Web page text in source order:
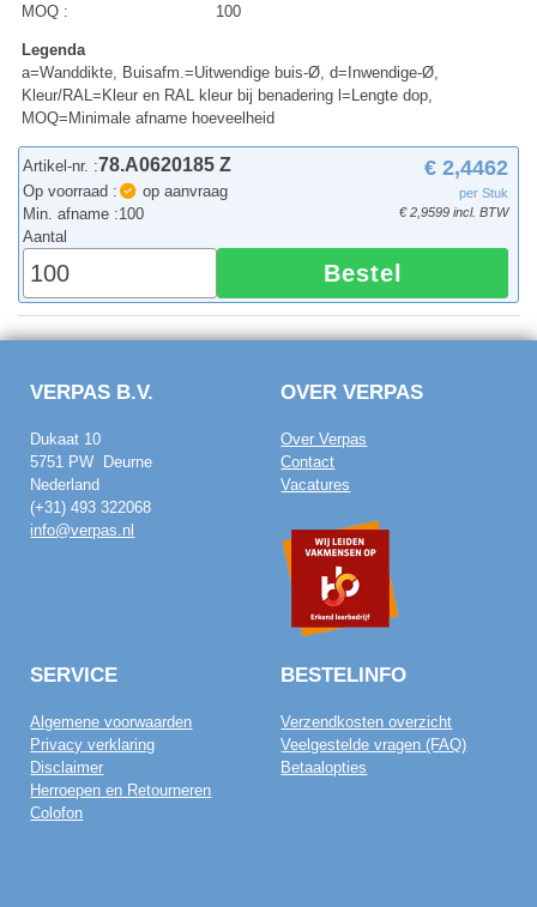
MOQ :
100
Legenda
a=Wanddikte, Buisafm.=Uitwendige buis-Ø, d=Inwendige-Ø,
Kleur/RAL=Kleur en RAL kleur bij benadering l=Lengte dop,
MOQ=Minimale afname hoeveelheid
Artikel-nr. :78.A0620185 Z
Op voorraad :
op aanvraag
Min. afname :100
€ 2,4462
per Stuk
€ 2,9599 incl. BTW
Aantal
Bestel
VERPAS B.V.
Dukaat 10
5751 PW Deurne
Nederland
(+31) 493 322068
info@verpas.nl
OVER VERPAS
Over Verpas
Contact
Vacatures
SERVICE
Algemene voorwaarden
Privacy verklaring
Disclaimer
Herroepen en Retourneren
Colofon
BESTELINFO
Verzendkosten overzicht
Veelgestelde vragen (FAQ)
Betaalopties